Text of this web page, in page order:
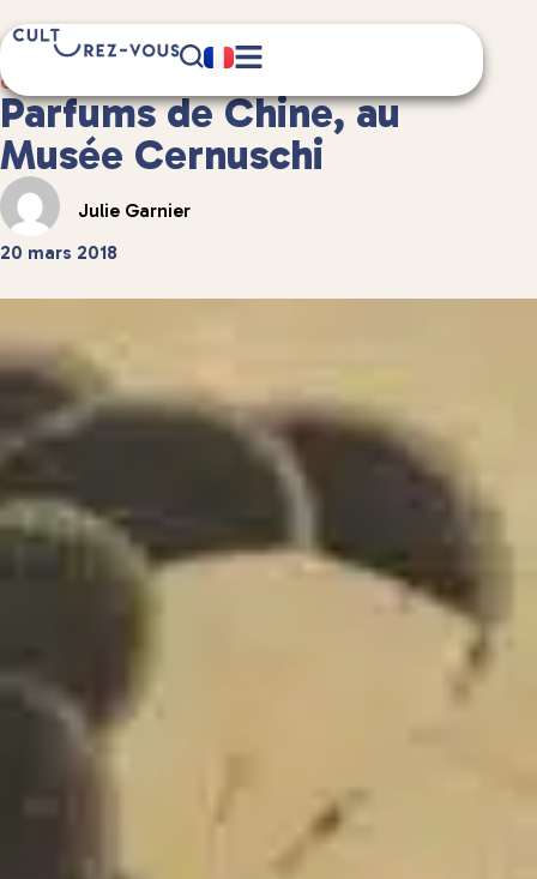
Culture
7 minute(s) de lecture
Parfums de Chine, au
Musée Cernuschi
Julie Garnier
20 mars 2018